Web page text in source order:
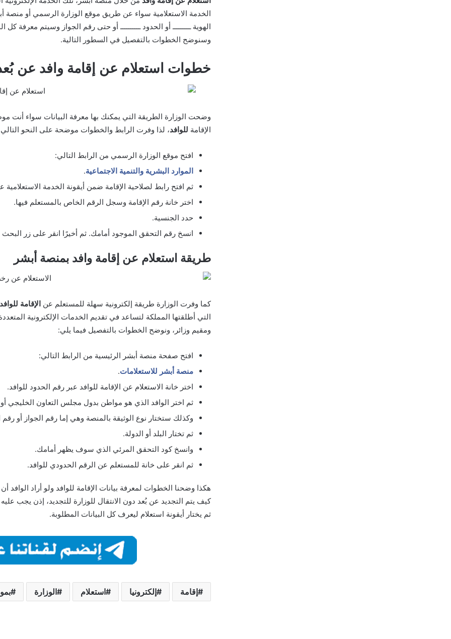
الخدمة الاستعلامية سواء عن طريق موقع الوزارة الرسمي أو منصة
الهوية ـــــــــ أو الحدود ــــــــــ أو حتى رقم الجواز وسيتم معرفة
وسنوضح الخطوات بالتفصيل في السطور التالية.
خطوات استعلام عن إقامة وافد عن بُعد
وضحت الوزارة الطريقة التي يمكنك بها معرفة البيانات سواء
الإقامة للوافد، لذا وفرت الرابط والخطوات موضحة على النحو التالي
افتح موقع الوزارة الرسمي من الرابط التالي:
الموارد البشرية والتنمية الاجتماعية.
ثم افتح رابط لصلاحية الإقامة ضمن أيقونة الخدمة
اختر خانة رقم الإقامة وسجل الرقم الخاص بالمستعلم فيها.
حدد الجنسية.
انسخ رقم التحقق الموجود أمامك. ثم أخيرًا انقر على زر
طريقة استعلام عن إقامة وافد بمنصة أبشر
كما وفرت الوزارة طريقة إلكترونية سهلة للمستعلم عن الإقامة
التي أطلقتها المملكة لتساعد في تقديم الخدمات الإلكترونية
ومقيم وزائر، ونوضح الخطوات بالتفصيل فيما يلي:
افتح صفحة منصة أبشر الرئيسية من الرابط التالي:
منصة أبشر للاستعلامات.
اختر خانة الاستعلام عن الإقامة للوافد عبر رقم الحدود للوافد.
ثم اختر الوافد الذي هو مواطن بدول مجلس التعاون الخليجي أو
وكذلك ستختار نوع الوثيقة بالمنصة وهي إما رقم الجواز أو رقم
ثم تختار البلد أو الدولة.
وانسخ كود التحقق المرئي الذي سوف يظهر أمامك.
ثم انقر على خانة للمستعلم عن الرقم الحدودي للوافد.
هكذا وضحنا الخطوات لمعرفة بيانات الإقامة للوافد ولو أراد
كيف يتم التجديد عن بُعد دون الانتقال للوزارة للتجديد، إذن يجب
ثم يختار أيقونة استعلام ليعرف كل البيانات المطلوبة.
إقامة إلكترونيا استعلام الوزارة